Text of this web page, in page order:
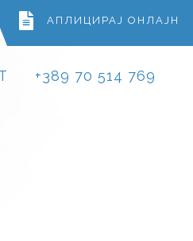
+389 70 514 769
АПЛИЦИРАЈ ОНЛАЈН